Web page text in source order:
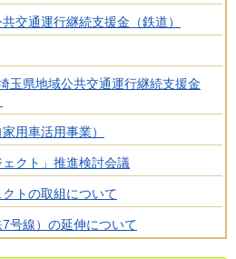
交通運行継続支援金（鉄道）
玉県地域公共交通運行継続支援金
用車活用事業）
ェクト」推進検討会議
トの取組について
号線）の延伸について